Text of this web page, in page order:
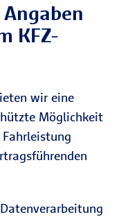
KFZ-
wir eine
Möglichkeit